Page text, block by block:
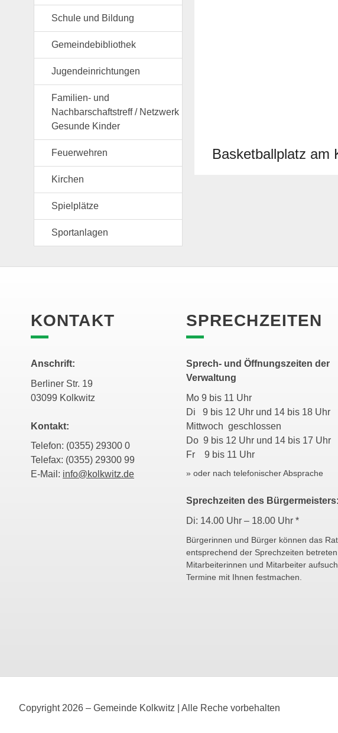
Schule und Bildung
Gemeindebibliothek
Jugendeinrichtungen
Familien- und
Nachbarschaftstreff / Netzwerk
Gesunde Kinder
Feuerwehren
Kirchen
Spielplätze
Sportanlagen
Basketballplatz am
KONTAKT
Anschrift:
Berliner Str. 19
03099 Kolkwitz
Kontakt:
Telefon: (0355) 29300 0
Telefax: (0355) 29300 99
E-Mail: info@kolkwitz.de
SPRECHZEITEN
Sprech- und Öffnungszeiten der
Verwaltung
Mo 9 bis 11 Uhr
Di 9 bis 12 Uhr und 14 bis 18
Mittwoch geschlossen
Do 9 bis 12 Uhr und 14 bis 17
Fr 9 bis 11 Uhr
» oder nach telefonischer Absprache
Sprechzeiten des Bürgermeisters:
Di: 14.00 Uhr – 18.00 Uhr *
Bürgerinnen und Bürger können das
entsprechend der Sprechzeiten
Mitarbeiterinnen und Mitarbeiter
Termine mit Ihnen festmachen.
Copyright 2026 – Gemeinde Kolkwitz | Alle Reche vorbehalten